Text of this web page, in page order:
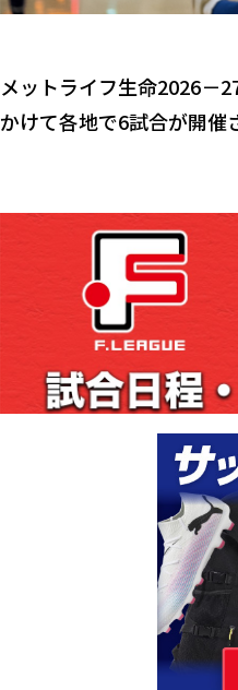
メットライフ生命2026－
かけて各地で6試合が開催